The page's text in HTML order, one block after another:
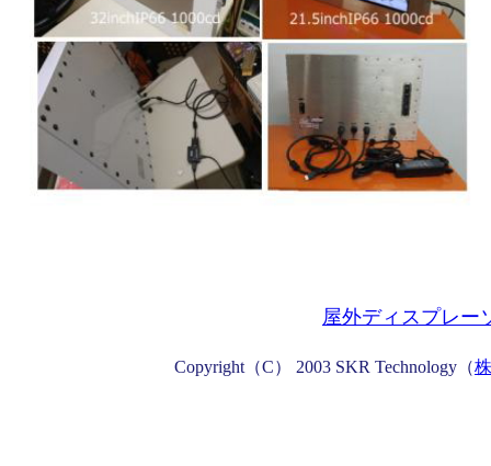
屋外ディスプレー
Copyright（C） 2003 SKR Technology（